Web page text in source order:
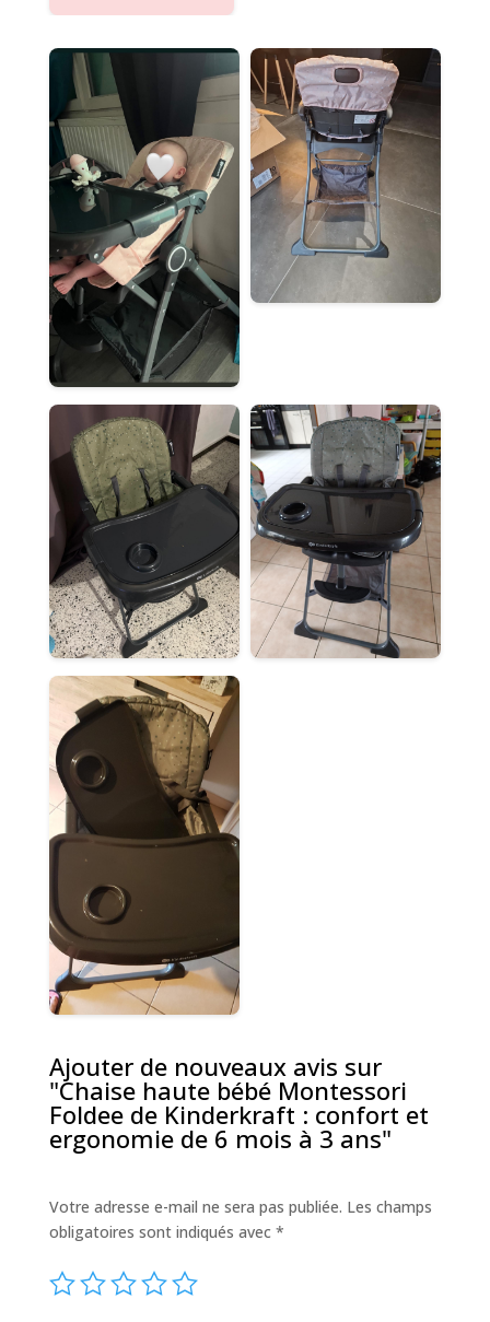
Ajouter de nouveaux avis sur
"Chaise haute bébé Montessori
Foldee de Kinderkraft : confort et
ergonomie de 6 mois à 3 ans"
Votre adresse e-mail ne sera pas publiée. Les champs
obligatoires sont indiqués avec *